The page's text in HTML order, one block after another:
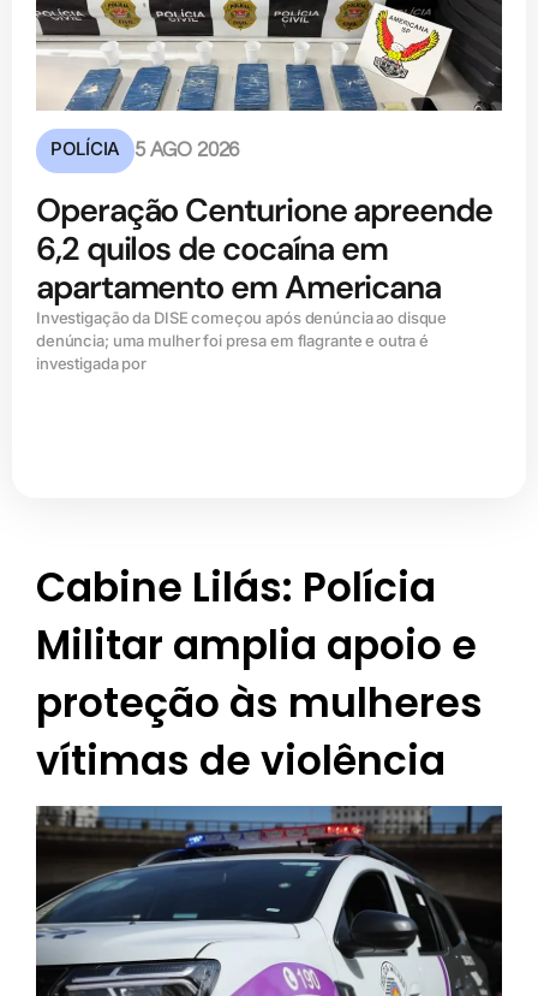
POLÍCIA 5 AGO 2026
Operação Centurione apreende
6,2 quilos de cocaína em
apartamento em Americana
Investigação da DISE começou após denúncia ao disque
denúncia; uma mulher foi presa em flagrante e outra é
investigada por
Cabine Lilás: Polícia
Militar amplia apoio e
proteção às mulheres
vítimas de violência